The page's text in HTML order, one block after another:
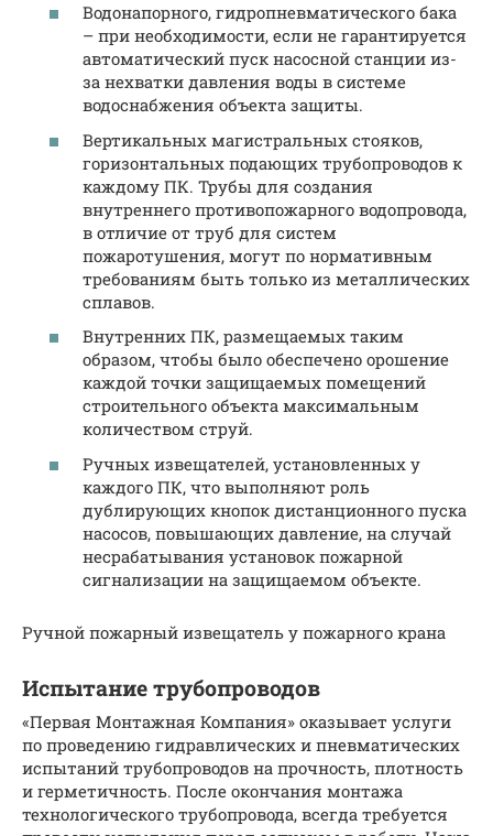
Водонапорного, гидропневматического бака
– при необходимости, если не гарантируется
автоматический пуск насосной станции из-
за нехватки давления воды в системе
водоснабжения объекта защиты.
Вертикальных магистральных стояков,
горизонтальных подающих трубопроводов к
каждому ПК. Трубы для создания
внутреннего противопожарного водопровода,
в отличие от труб для систем
пожаротушения, могут по нормативным
требованиям быть только из металлических
сплавов.
Внутренних ПК, размещаемых таким
образом, чтобы было обеспечено орошение
каждой точки защищаемых помещений
строительного объекта максимальным
количеством струй.
Ручных извещателей, установленных у
каждого ПК, что выполняют роль
дублирующих кнопок дистанционного пуска
насосов, повышающих давление, на случай
несрабатывания установок пожарной
сигнализации на защищаемом объекте.
Ручной пожарный извещатель у пожарного крана
Испытание трубопроводов
«Первая Монтажная Компания» оказывает услуги
по проведению гидравлических и пневматических
испытаний трубопроводов на прочность, плотность
и герметичность. После окончания монтажа
технологического трубопровода, всегда требуется